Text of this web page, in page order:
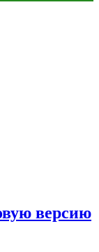
версию